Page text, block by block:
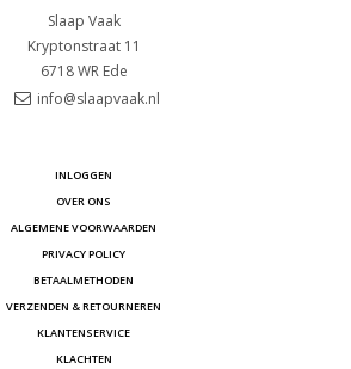
Slaap Vaak
Kryptonstraat 11
6718 WR Ede
info@slaapvaak.nl
INLOGGEN
OVER ONS
ALGEMENE VOORWAARDEN
PRIVACY POLICY
BETAALMETHODEN
VERZENDEN & RETOURNEREN
KLANTENSERVICE
KLACHTEN